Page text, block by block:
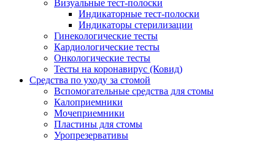
Визуальные тест-полоски
Индикаторные тест-полоски
Индикаторы стерилизации
Гинекологические тесты
Кардиологические тесты
Онкологические тесты
Тесты на коронавирус (Ковид)
Средства по уходу за стомой
Вспомогательные средства для стомы
Калоприемники
Мочеприемники
Пластины для стомы
Уропрезервативы